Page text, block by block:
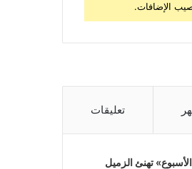
الإضافات.
تعليقات
تهنئ الزميل